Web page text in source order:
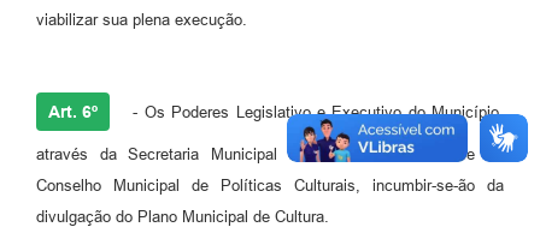
viabilizar sua plena execução.
Art. 6º - Os Poderes Legislativo e Executivo do Município,
através da Secretaria Municipal de Cultura e Turismo e do
Conselho Municipal de Políticas Culturais, incumbir-se-ão da
divulgação do Plano Municipal de Cultura.